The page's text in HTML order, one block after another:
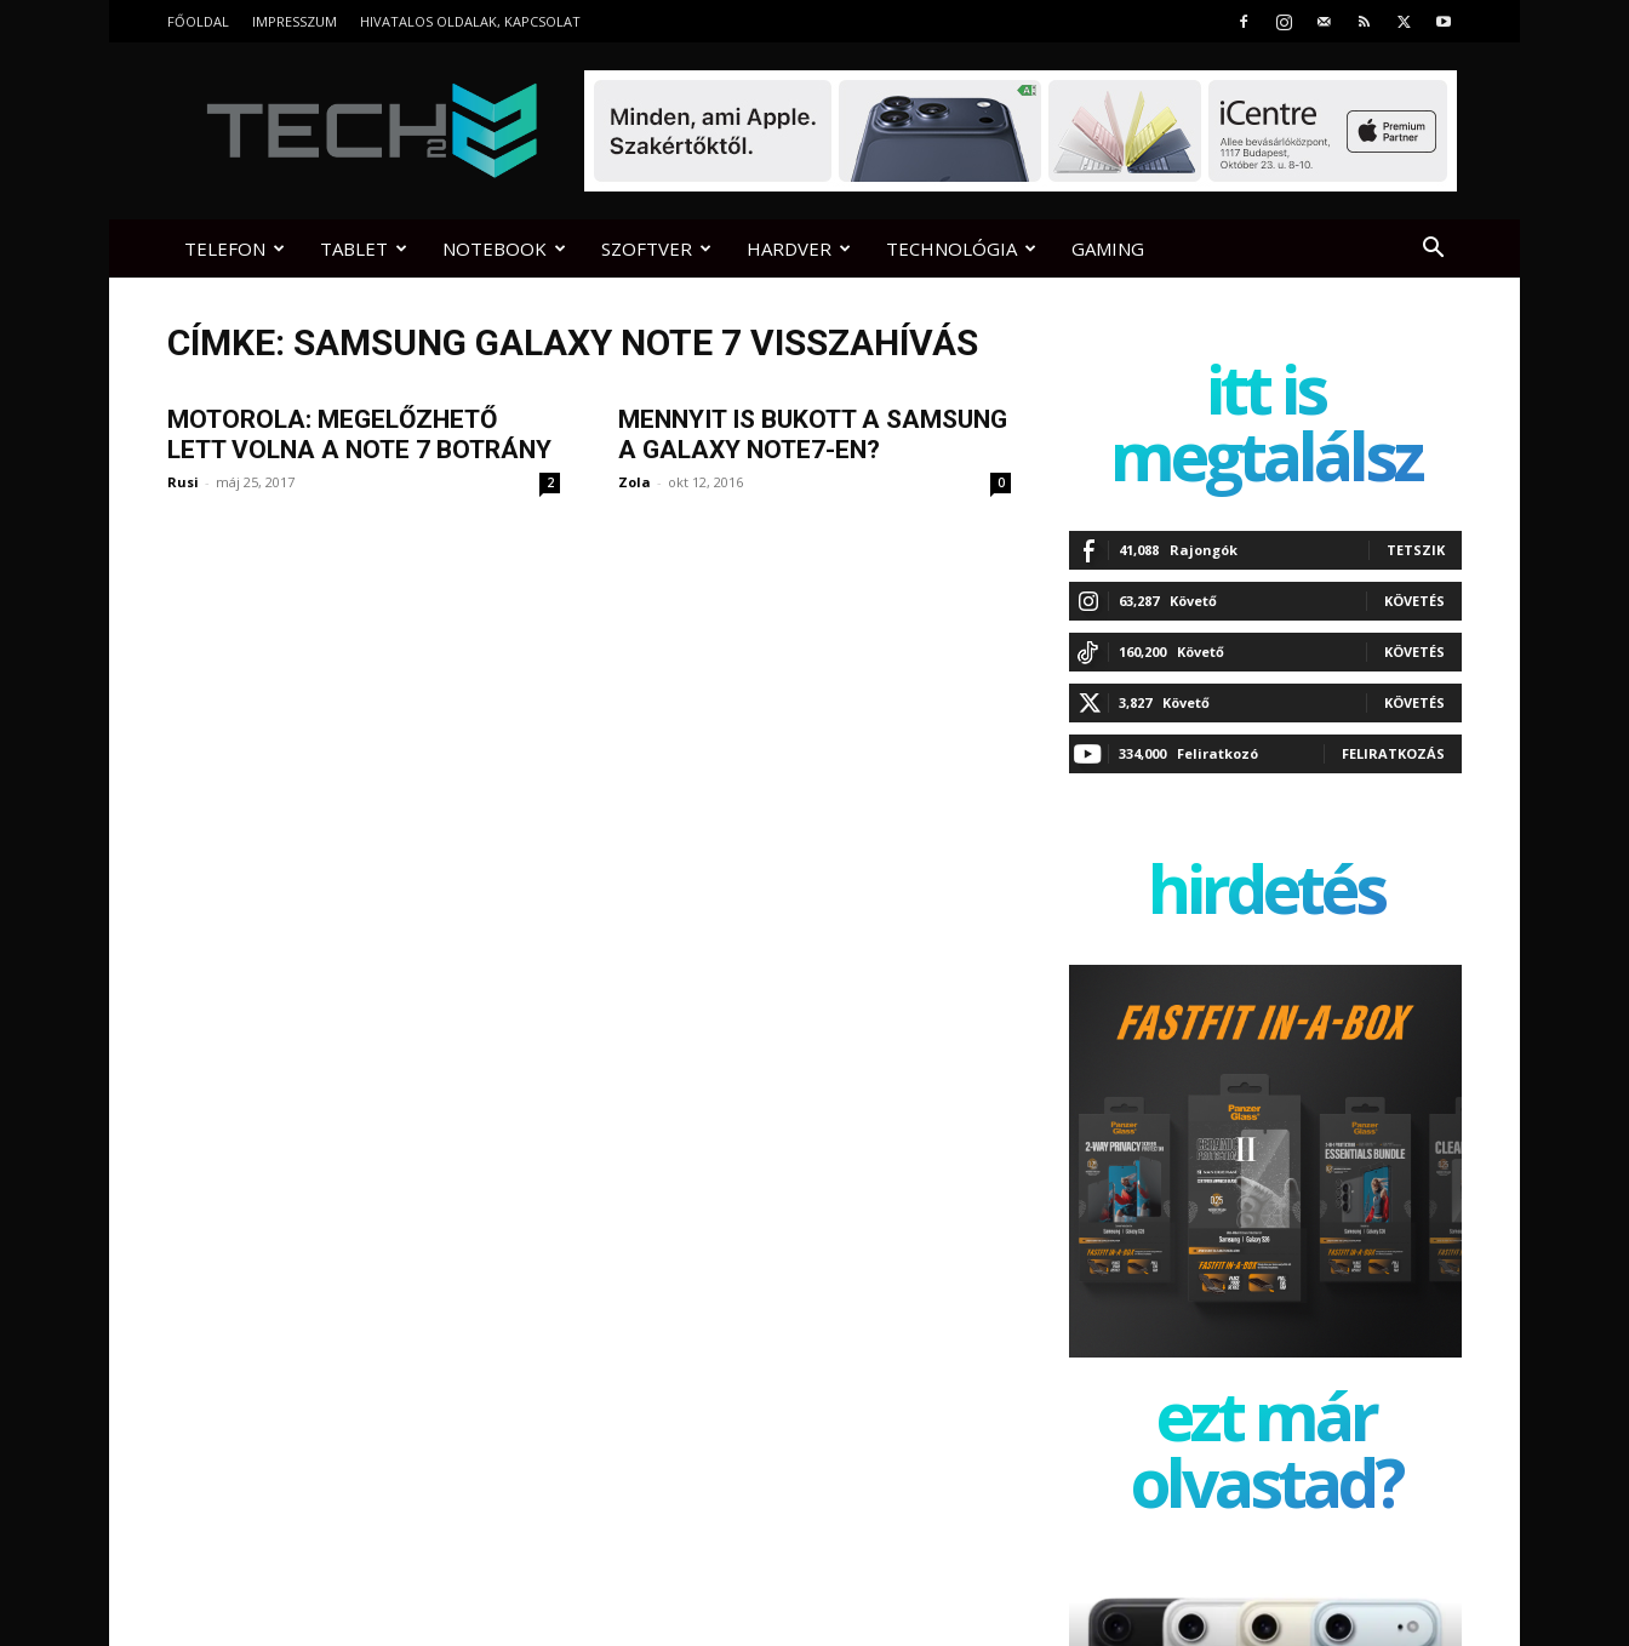
FŐOLDAL IMPRESSZUM HIVATALOS OLDALAK, KAPCSOLAT
TELEFON TABLET NOTEBOOK SZOFTVER HARDVER TECHNOLÓGIA GAMING
CÍMKE: SAMSUNG GALAXY NOTE 7 VISSZAHÍVÁS
MOTOROLA: MEGELŐZHETŐ
LETT VOLNA A NOTE 7 BOTRÁNY
Rusi - máj 25, 2017 2
MENNYIT IS BUKOTT A SAMSUNG
A GALAXY NOTE7-EN?
Zola - okt 12, 2016 0
itt is
megtalálsz
41,088 Rajongók TETSZIK
63,287 Követő KÖVETÉS
160,200 Követő KÖVETÉS
3,827 Követő KÖVETÉS
334,000 Feliratkozó FELIRATKOZÁS
hirdetés
ezt már
olvastad?